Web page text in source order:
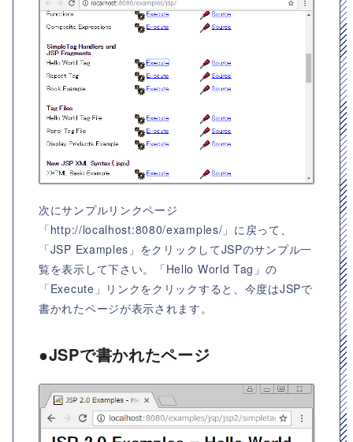
次にサンプルリンクページ
「http://localhost:8080/examples/」に戻って、
「JSP Examples」をクリックしてJSPのサンプル一
覧を表示して下さい。「Hello World Tag」の
「Execute」リンクをクリックすると、今度はJSPで
書かれたページが表示されます。
●JSPで書かれたページ